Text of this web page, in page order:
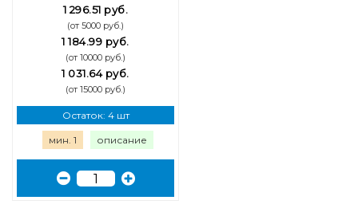
1 296.51 руб.
(от 5000 руб.)
1 184.99 руб.
(от 10000 руб.)
1 031.64 руб.
(от 15000 руб.)
Остаток: 4 шт
мин. 1 описание